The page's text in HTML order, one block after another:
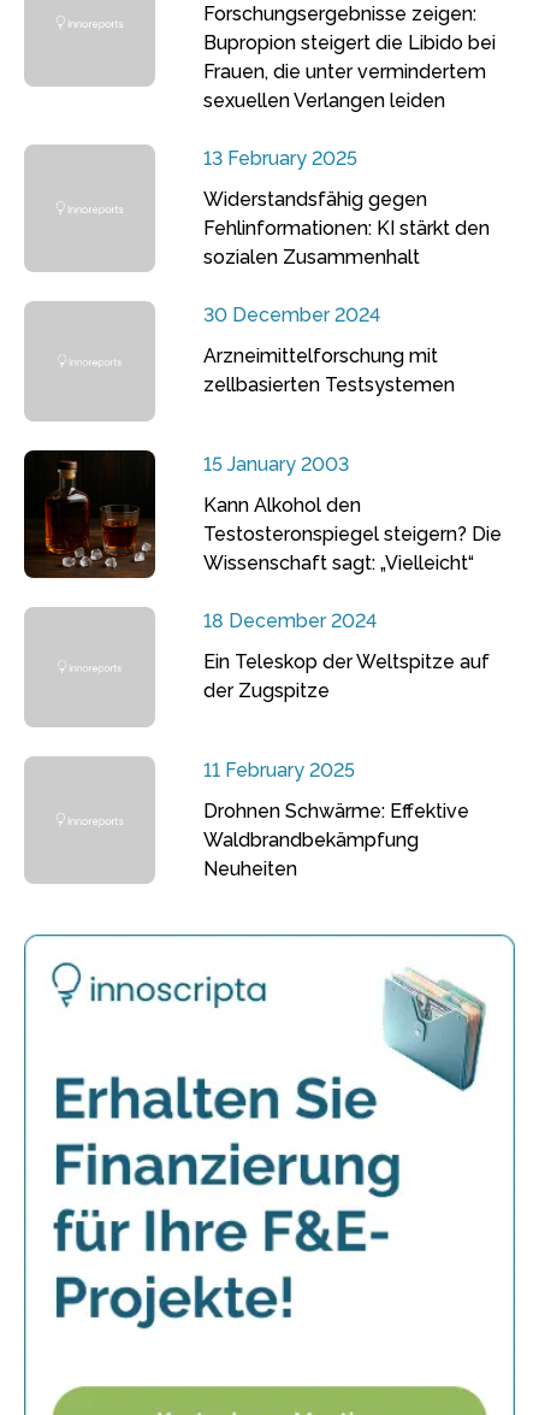
Forschungsergebnisse zeigen:
Bupropion steigert die Libido bei
Frauen, die unter vermindertem
sexuellen Verlangen leiden
13 February 2025
Widerstandsfähig gegen
Fehlinformationen: KI stärkt den
sozialen Zusammenhalt
30 December 2024
Arzneimittelforschung mit
zellbasierten Testsystemen
15 January 2003
Kann Alkohol den
Testosteronspiegel steigern? Die
Wissenschaft sagt: „Vielleicht“
18 December 2024
Ein Teleskop der Weltspitze auf
der Zugspitze
11 February 2025
Drohnen Schwärme: Effektive
Waldbrandbekämpfung
Neuheiten